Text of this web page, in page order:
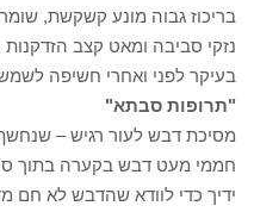
בריכוז גבוה מונע קשקשת,
נזקי סביבה ומאט קצב הזדקנות
בעיקר לפני ואחרי חשיפה
"תרופות סבתא"
מסיכת דבש לעור רגיש –
חממי מעט דבש בקערה בתוך
ידיך כדי לוודא שהדבש לא חם